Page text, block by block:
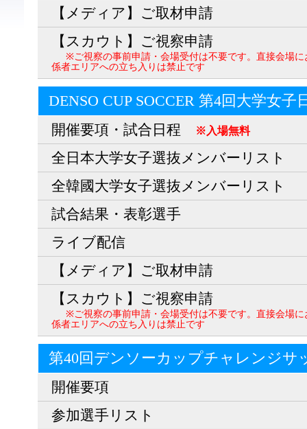
【メディア】ご取材申請
【スカウト】ご視察申請
※ご視察の事前申請・会場受付は不要です。直接会場
係者エリアへの立ち入りは禁止です
DENSO CUP SOCCER 第4回大学女子
開催要項・試合日程 ※入場無料
全日本大学女子選抜メンバーリスト
全韓國大学女子選抜メンバーリスト
試合結果・表彰選手
ライブ配信
【メディア】ご取材申請
【スカウト】ご視察申請
※ご視察の事前申請・会場受付は不要です。直接会場
係者エリアへの立ち入りは禁止です
第40回デンソーカップチャレンジサ
開催要項
参加選手リスト